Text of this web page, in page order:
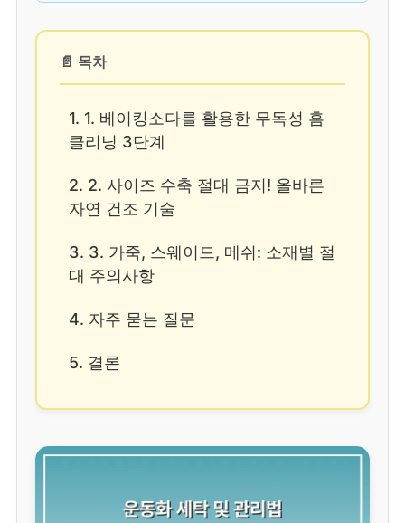
📄 목차
1. 1. 베이킹소다를 활용한 무독성 홈
클리닝 3단계
2. 2. 사이즈 수축 절대 금지! 올바른
자연 건조 기술
3. 3. 가죽, 스웨이드, 메쉬: 소재별 절
대 주의사항
4. 자주 묻는 질문
5. 결론